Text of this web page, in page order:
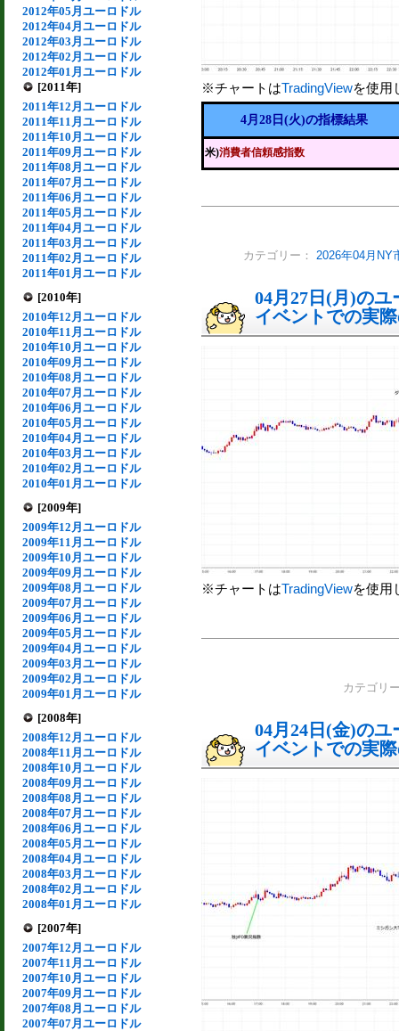
2012年05月ユーロドル
2012年04月ユーロドル
2012年03月ユーロドル
2012年02月ユーロドル
2012年01月ユーロドル
[2011年]
2011年12月ユーロドル
2011年11月ユーロドル
2011年10月ユーロドル
2011年09月ユーロドル
2011年08月ユーロドル
2011年07月ユーロドル
2011年06月ユーロドル
2011年05月ユーロドル
2011年04月ユーロドル
2011年03月ユーロドル
2011年02月ユーロドル
2011年01月ユーロドル
[2010年]
2010年12月ユーロドル
2010年11月ユーロドル
2010年10月ユーロドル
2010年09月ユーロドル
2010年08月ユーロドル
2010年07月ユーロドル
2010年06月ユーロドル
2010年05月ユーロドル
2010年04月ユーロドル
2010年03月ユーロドル
2010年02月ユーロドル
2010年01月ユーロドル
[2009年]
2009年12月ユーロドル
2009年11月ユーロドル
2009年10月ユーロドル
2009年09月ユーロドル
2009年08月ユーロドル
2009年07月ユーロドル
2009年06月ユーロドル
2009年05月ユーロドル
2009年04月ユーロドル
2009年03月ユーロドル
2009年02月ユーロドル
2009年01月ユーロドル
[2008年]
2008年12月ユーロドル
2008年11月ユーロドル
2008年10月ユーロドル
2008年09月ユーロドル
2008年08月ユーロドル
2008年07月ユーロドル
2008年06月ユーロドル
2008年05月ユーロドル
2008年04月ユーロドル
2008年03月ユーロドル
2008年02月ユーロドル
2008年01月ユーロドル
[2007年]
2007年12月ユーロドル
2007年11月ユーロドル
2007年10月ユーロドル
2007年09月ユーロドル
2007年08月ユーロドル
2007年07月ユーロドル
※チャートはTradingViewを使用
4月28日(火)の指標結果
米)消費者信頼感指数
カテゴリー： 2026年04月NY
04月27日(月)の
イベントでの実
※チャートはTradingViewを使用
カテゴリ
04月24日(金)の
イベントでの実